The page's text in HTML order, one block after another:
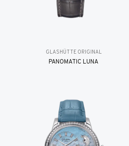
GLASHÜTTE ORIGINAL
PANOMATIC LUNA